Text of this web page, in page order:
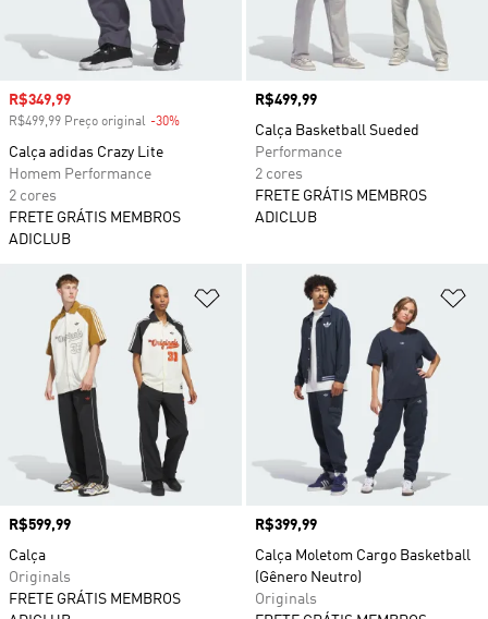
Preço com desconto
R$349,99
R$499,99 Preço original -30%
Calça adidas Crazy Lite
Homem Performance
2 cores
FRETE GRÁTIS MEMBROS
ADICLUB
Preço
R$499,99
Calça Basketball Sueded
Performance
2 cores
FRETE GRÁTIS MEMBROS
ADICLUB
Adicionar à Lista de Desejos
Preço
R$599,99
Calça
Originals
FRETE GRÁTIS MEMBROS
Preço
R$399,99
Calça Moletom Cargo Basketball
(Gênero Neutro)
Originals